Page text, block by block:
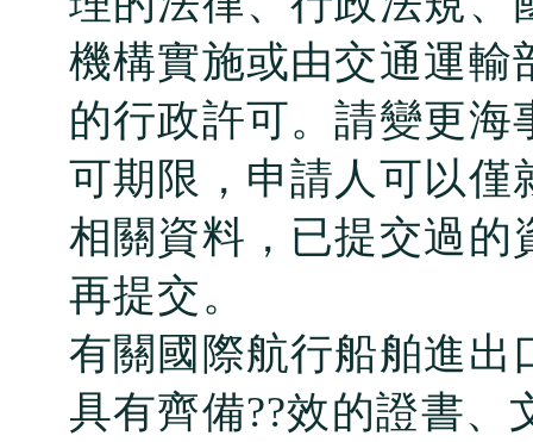
機構實施或由交通運輸
的行政許可。請變更
可期限，申請人可以僅
相關資料，已提交過的
再提交。
有關國際航行船舶進出
具有齊備??效的證書